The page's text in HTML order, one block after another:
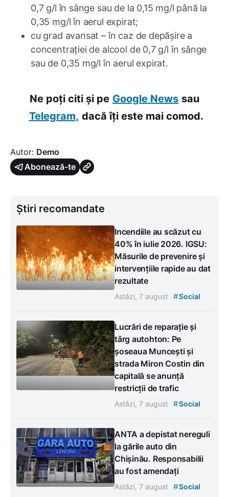
0,7 g/l în sânge sau de la 0,15 mg/l până la
0,35 mg/l în aerul expirat;
cu grad avansat – în caz de depășire a
concentrației de alcool de 0,7 g/l în sânge
sau de 0,35 mg/l în aerul expirat.
Ne poți citi și pe Google News sau
Telegram, dacă îți este mai comod.
Autor: Demo
Abonează-te
Știri recomandate
Incendiile au scăzut cu
40% în iulie 2026. IGSU:
Măsurile de prevenire și
intervențiile rapide au dat
rezultate
Astăzi, 7 august #Social
Lucrări de reparație și
târg autohton: Pe
șoseaua Muncești și
strada Miron Costin din
capitală se anunță
restricții de trafic
Astăzi, 7 august #Social
ANTA a depistat nereguli
la gările auto din
Chișinău. Responsabilii
au fost amendați
Astăzi, 7 august #Social